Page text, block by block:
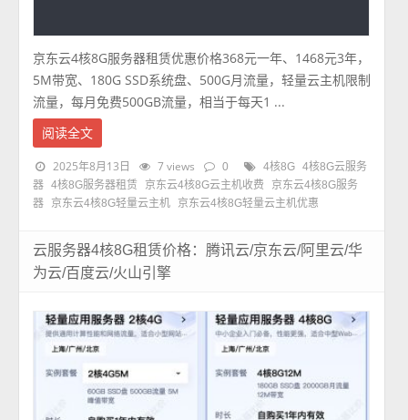
京东云4核8G服务器租赁优惠价格368元一年、1468元3年，
5M带宽、180G SSD系统盘、500G月流量，轻量云主机限制
流量，每月免费500GB流量，相当于每天1 ...
阅读全文
2025年8月13日 7 views 0 4核8G
4核8G云服务
器 4核8G服务器租赁 京东云4核8G云主机收费
京东云4核8G服务
器
京东云4核8G轻量云主机 京东云4核8G轻量云主机优惠
云服务器4核8G租赁价格：腾讯云/京东云/阿里云/华
为云/百度云/火山引擎